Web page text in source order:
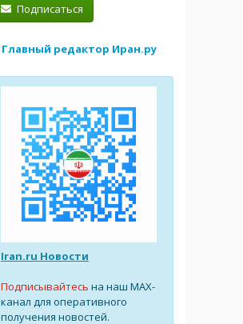
Подписаться
Главный редактор Иран.ру
Iran.ru Новости
Подписывайтесь на наш MAX-
канал для оперативного
получения новостей.